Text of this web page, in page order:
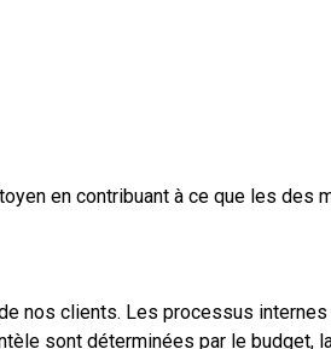
en contribuant à ce que les des
nos clients. Les processus
sont déterminées par le budget,